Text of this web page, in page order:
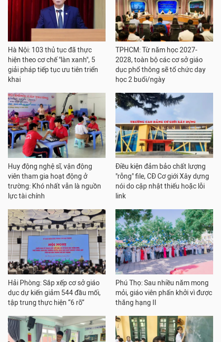
Hà Nội: 103 thủ tục đã thực
hiện theo cơ chế "làn xanh", 5
giải pháp tiếp tục ưu tiên triển
khai
TPHCM: Từ năm học 2027-
2028, toàn bộ các cơ sở giáo
dục phổ thông sẽ tổ chức dạy
học 2 buổi/ngày
Huy động nghệ sĩ, vận động
viên tham gia hoạt động ở
trường: Khó nhất vẫn là nguồn
lực tài chính
Điều kiện đảm bảo chất lượng
"rỗng" file, CĐ Cơ giới Xây dựng
nói do cập nhật thiếu hoặc lỗi
link
Hải Phòng: Sắp xếp cơ sở giáo
dục dự kiến giảm 544 đầu mối,
tập trung thực hiện “6 rõ”
Phú Thọ: Sau nhiều năm mong
mỏi, giáo viên phấn khởi vì được
thăng hạng II